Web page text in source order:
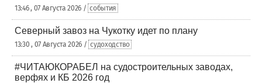
13:46 , 07 Августа 2026 / события
Северный завоз на Чукотку идет по плану
13:30 , 07 Августа 2026 / судоходство
#ЧИТАЮКОРАБЕЛ на судостроительных заводах,
верфях и КБ 2026 год